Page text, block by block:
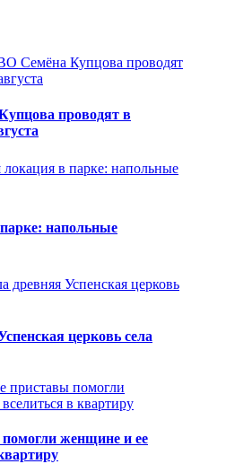
проводят в
напольные
церковь села
женщине и ее